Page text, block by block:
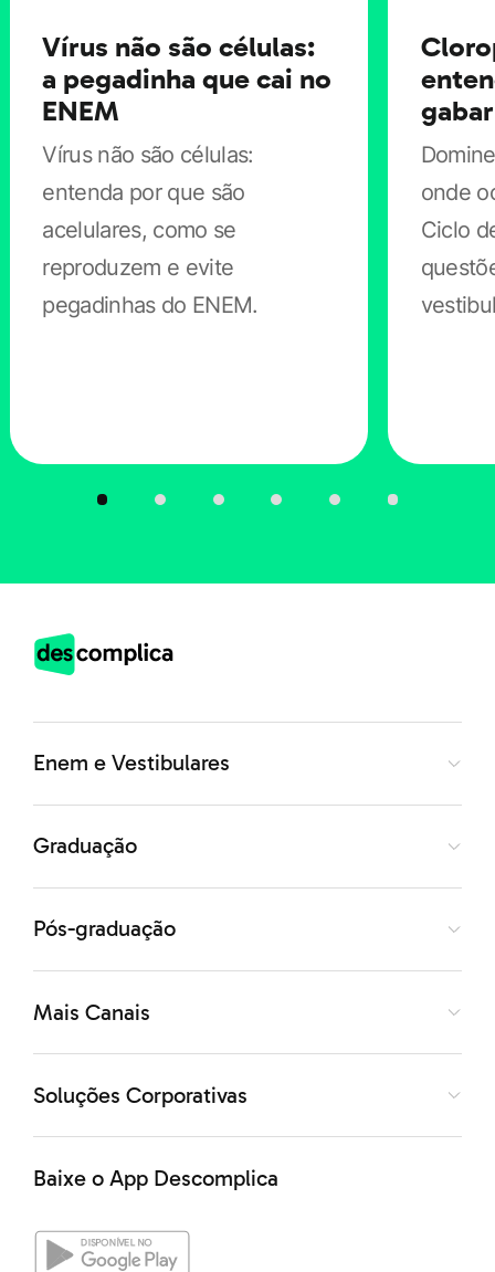
Vírus não são células:
a pegadinha que cai no
ENEM
Vírus não são células:
entenda por que são
acelulares, como se
reproduzem e evite
pegadinhas do ENEM.
onde
Ciclo
Enem e Vestibulares
Graduação
Pós-graduação
Mais Canais
Soluções Corporativas
Baixe o App Descomplica